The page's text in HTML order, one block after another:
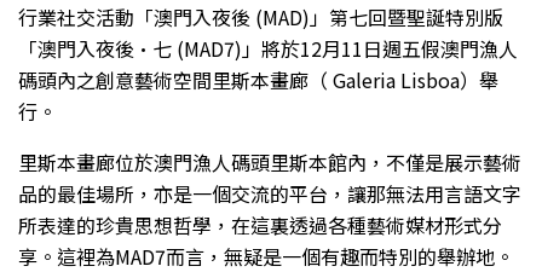
行業社交活動「澳門入夜後 (MAD)」第七回暨聖誕特別版
「澳門入夜後·七 (MAD7)」將於12月11日週五假澳門漁人
碼頭內之創意藝術空間里斯本畫廊（ Galeria Lisboa）舉
行。
里斯本畫廊位於澳門漁人碼頭里斯本館內，不僅是展示藝術
品的最佳場所，亦是一個交流的平台，讓那無法用言語文字
所表達的珍貴思想哲學，在這裏透過各種藝術媒材形式分
享。這裡為MAD7而言，無疑是一個有趣而特別的舉辦地。